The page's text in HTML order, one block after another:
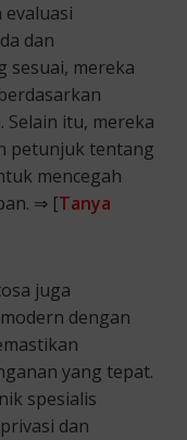
dan
sesuai, mereka
Selain itu, mereka
petunjuk tentang
mencegah
⇒ [Tanya
juga
dengan
yang tepat.
spesialis
dan